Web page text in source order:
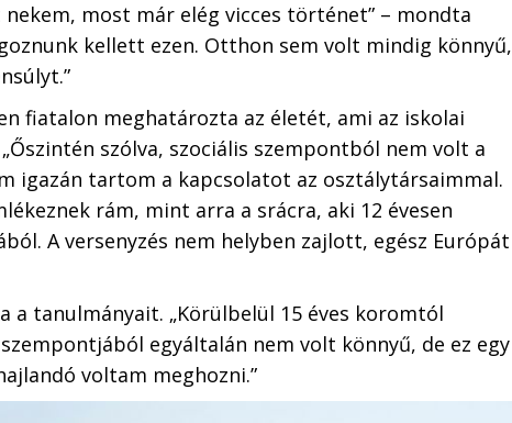
nekem, most már elég vicces történet” – mondta
kellett ezen. Otthon sem volt mindig könnyű,
fiatalon meghatározta az életét, ami az iskolai
szólva, szociális szempontból nem volt a
igazán tartom a kapcsolatot az osztálytársaimmal.
rám, mint arra a srácra, aki 12 évesen
A versenyzés nem helyben zajlott, egész Európát
tanulmányait. „Körülbelül 15 éves koromtól
egyáltalán nem volt könnyű, de ez egy
voltam meghozni.”